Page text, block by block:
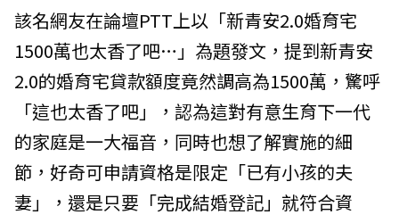
該名網友在論壇PTT上以「新青安2.0婚育宅
1500萬也太香了吧…」為題發文，提到新青安
2.0的婚育宅貸款額度竟然調高為1500萬，驚呼
「這也太香了吧」，認為這對有意生育下一代
的家庭是一大福音，同時也想了解實施的細
節，好奇可申請資格是限定「已有小孩的夫
妻」，還是只要「完成結婚登記」就符合資